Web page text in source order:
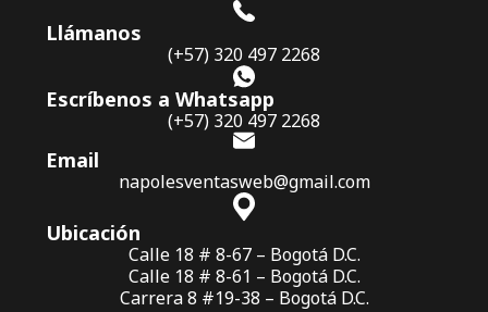
Llámanos
(+57) 320 497 2268
Escríbenos a Whatsapp
(+57) 320 497 2268
Email
napolesventasweb@gmail.com
Ubicación
Calle 18 # 8-67 – Bogotá D.C.
Calle 18 # 8-61 – Bogotá D.C.
Carrera 8 #19-38 – Bogotá D.C.